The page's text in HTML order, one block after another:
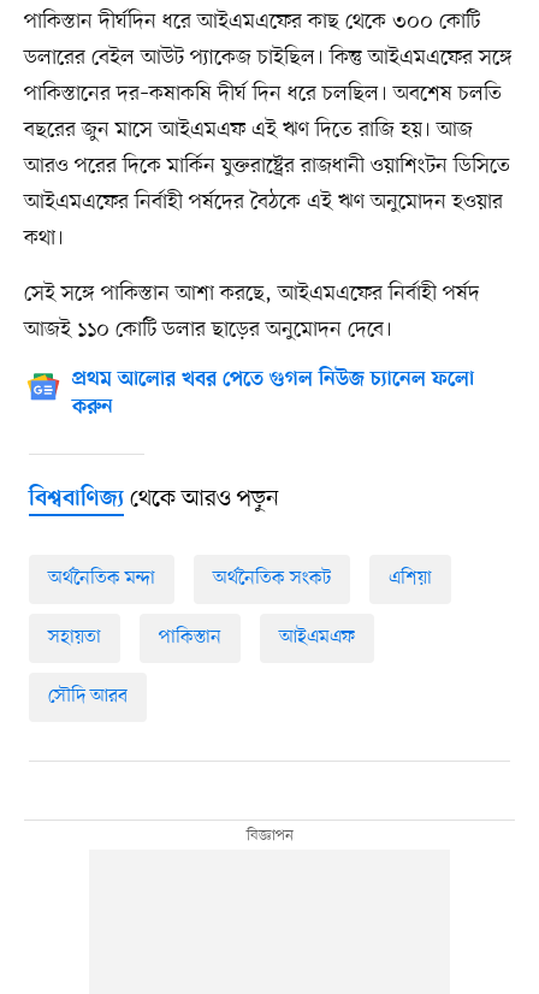
পাকিস্তান দীর্ঘদিন ধরে আইএমএফের কাছ থেকে ৩০০ কোটি
ডলারের বেইল আউট প্যাকেজ চাইছিল। কিন্তু আইএমএফের সঙ্গে
পাকিস্তানের দর–কষাকষি দীর্ঘ দিন ধরে চলছিল। অবশেষ চলতি
বছরের জুন মাসে আইএমএফ এই ঋণ দিতে রাজি হয়। আজ
আরও পরের দিকে মার্কিন যুক্তরাষ্ট্রের রাজধানী ওয়াশিংটন ডিসিতে
আইএমএফের নির্বাহী পর্ষদের বৈঠকে এই ঋণ অনুমোদন হওয়ার
কথা।
সেই সঙ্গে পাকিস্তান আশা করছে, আইএমএফের নির্বাহী পর্ষদ
আজই ১১০ কোটি ডলার ছাড়ের অনুমোদন দেবে।
প্রথম আলোর খবর পেতে গুগল নিউজ চ্যানেল ফলো
করুন
বিশ্ববাণিজ্যথেকে আরও পড়ুন
অর্থনৈতিক মন্দা অর্থনৈতিক সংকট এশিয়া
সহায়তা পাকিস্তান আইএমএফ
সৌদি আরব